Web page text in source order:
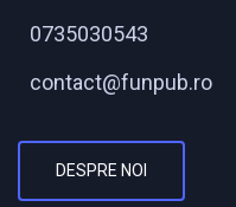
0735030543
contact@funpub.ro
DESPRE NOI